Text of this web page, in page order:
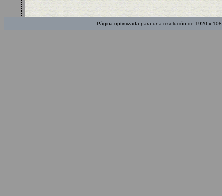
Página optimizada para una resolución de 1920 x